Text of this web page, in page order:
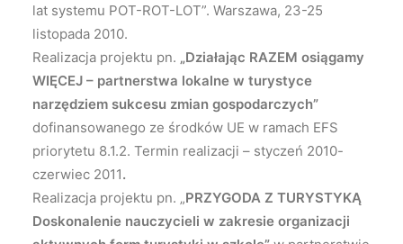
lat systemu POT-ROT-LOT”. Warszawa, 23-25
listopada 2010.
Realizacja projektu pn. „Działając RAZEM osiągamy
WIĘCEJ – partnerstwa lokalne w turystyce
narzędziem sukcesu zmian gospodarczych”
dofinansowanego ze środków UE w ramach EFS
priorytetu 8.1.2. Termin realizacji – styczeń 2010-
czerwiec 2011.
Realizacja projektu pn. „PRZYGODA Z TURYSTYKĄ
Doskonalenie nauczycieli w zakresie organizacji